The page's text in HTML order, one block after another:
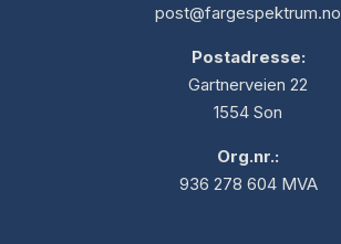
post@fargespektrum.no
Postadresse:
Gartnerveien 22
1554 Son
Org.nr.:
936 278 604 MVA